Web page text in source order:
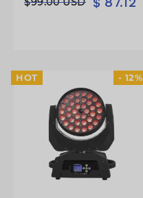
HOT - 12%